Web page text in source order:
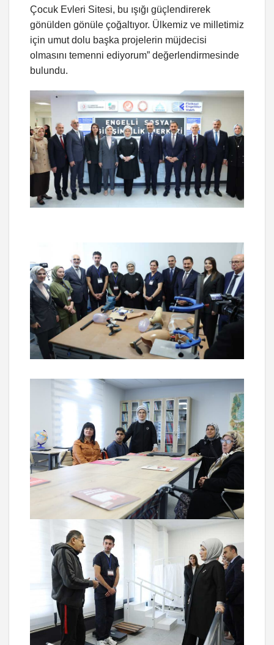
Çocuk Evleri Sitesi, bu ışığı güçlendirerek
gönülden gönüle çoğaltıyor. Ülkemiz ve milletimiz
için umut dolu başka projelerin müjdecisi
olmasını temenni ediyorum” değerlendirmesinde
bulundu.